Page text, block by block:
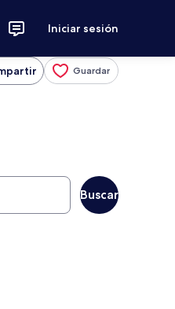
Iniciar sesión
Guardar
Buscar